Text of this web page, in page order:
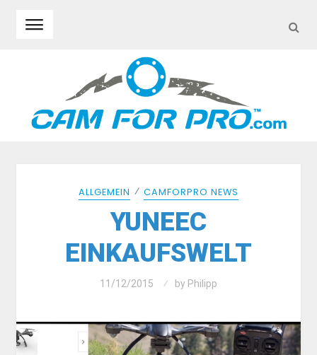
ALLGEMEIN ⁄ CAMFORPRO NEWS
YUNEEC
EINKAUFSWELT
11/12/2015 by Philipp